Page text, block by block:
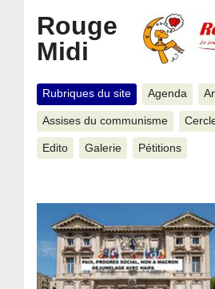
Rouge
Midi
Rubriques du site Agenda
Assises du communisme
Edito Galerie Pétitions